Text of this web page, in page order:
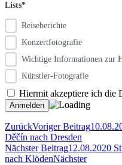
Lists*
Reiseberichte
Konzertfotografie
Wichtige Informationen zur
Künstler-Fotografie
Hiermit akzeptiere ich die
ZurückVoriger Beitrag
Děčín nach Dresden
Nächster Beitrag12.08.2020
nach KlödenNächster